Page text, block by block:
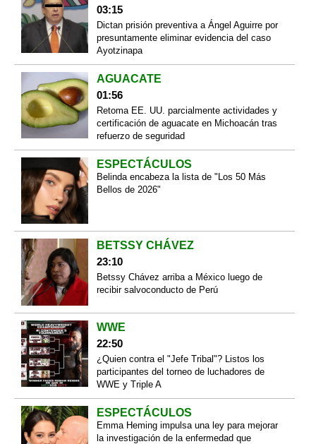
03:15
Dictan prisión preventiva a Ángel Aguirre por
presuntamente eliminar evidencia del caso
Ayotzinapa
AGUACATE
01:56
Retoma EE. UU. parcialmente actividades y
certificación de aguacate en Michoacán tras
refuerzo de seguridad
ESPECTÁCULOS
Belinda encabeza la lista de "Los 50 Más
Bellos de 2026"
BETSSY CHÁVEZ
23:10
Betssy Chávez arriba a México luego de
recibir salvoconducto de Perú
WWE
22:50
¿Quien contra el "Jefe Tribal"? Listos los
participantes del torneo de luchadores de
WWE y Triple A
ESPECTÁCULOS
Emma Heming impulsa una ley para mejorar
la investigación de la enfermedad que